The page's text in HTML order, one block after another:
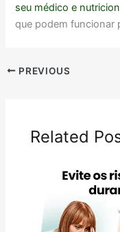
seu médico e
que podem funcionar
PREVIOUS
Related